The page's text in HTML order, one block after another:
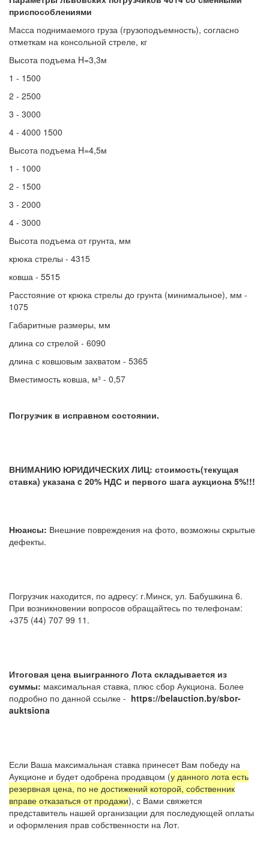
приспособлениями
Масса поднимаемого груза (грузоподъемность), согласно
отметкам на консольной стреле, кг
Высота подъема H=3,3м
1 - 1500
2 - 2500
3 - 3000
4 - 4000 1500
Высота подъема H=4,5м
1 - 1000
2 - 1500
3 - 2000
4 - 3000
Высота подъема от грунта, мм
крюка стрелы - 4315
ковша - 5515
Расстояние от крюка стрелы до грунта (минимальное), мм -
1075
Габаритные размеры, мм
длина со стрелой - 6090
длина с ковшовым захватом - 5365
Вместимость ковша, м³ - 0,57
Погрузчик в исправном состоянии.
ВНИМАНИЮ ЮРИДИЧЕСКИХ ЛИЦ: стоимость(текущая
ставка) указана c 20% НДС и первого шага аукциона 5%!!!
Нюансы: Внешние повреждения на фото, возможны скрытые
дефекты.
Погрузчик находится, по адресу: г.Минск, ул. Бабушкина 6.
При возникновении вопросов обращайтесь по телефонам:
+375 (44) 707 99 11.
Итоговая цена выигранного Лота складывается из
суммы: максимальная ставка, плюс сбор Аукциона. Более
подробно по данной ссылке - https://belauction.by/sbor-
auktsiona
Если Ваша максимальная ставка принесет Вам победу на
Аукционе и будет одобрена продавцом (у данного лота есть
резервная цена, по не достижений которой, собственник
вправе отказаться от продажи), с Вами свяжется
представитель нашей организации для последующей оплаты
и оформления прав собственности на Лот.